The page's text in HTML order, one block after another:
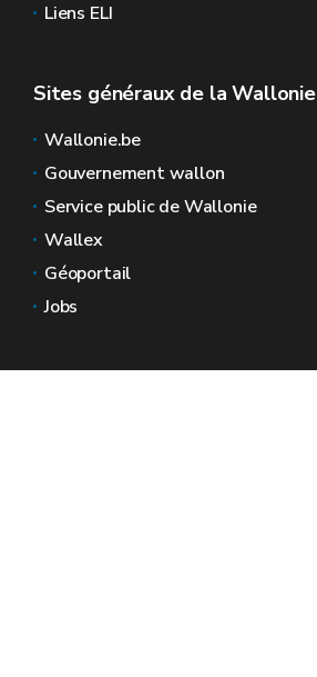
Liens ELI
Sites généraux de la Wallonie
Wallonie.be
Gouvernement wallon
Service public de Wallonie
Wallex
Géoportail
Jobs